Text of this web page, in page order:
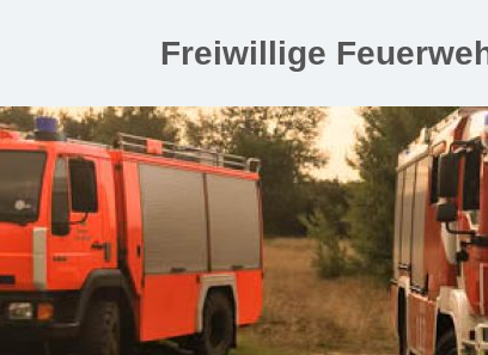
Freiwillige